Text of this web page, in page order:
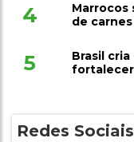
4
Marrocos
de
5
Brasil
fortalecer
Redes Sociais